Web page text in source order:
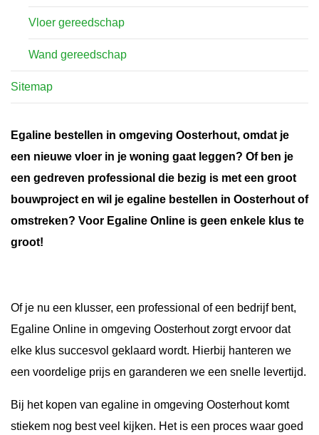
Vloer gereedschap
Wand gereedschap
Sitemap
Egaline bestellen in omgeving Oosterhout, omdat je
een nieuwe vloer in je woning gaat leggen? Of ben je
een gedreven professional die bezig is met een groot
bouwproject en wil je egaline bestellen in Oosterhout of
omstreken? Voor Egaline Online is geen enkele klus te
groot!
Of je nu een klusser, een professional of een bedrijf bent,
Egaline Online in omgeving Oosterhout zorgt ervoor dat
elke klus succesvol geklaard wordt. Hierbij hanteren we
een voordelige prijs en garanderen we een snelle levertijd.
Bij het kopen van egaline in omgeving Oosterhout komt
stiekem nog best veel kijken. Het is een proces waar goed